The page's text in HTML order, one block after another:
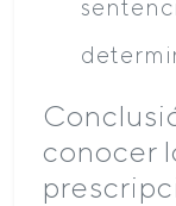
conocer